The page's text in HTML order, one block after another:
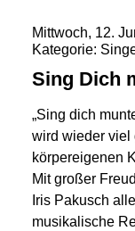
Mittwoch 12
Kategorie
Sing Dich
„Sing dich
wird wieder viel
körpereigenen
Mit großer
Iris Pakusch
musikalische